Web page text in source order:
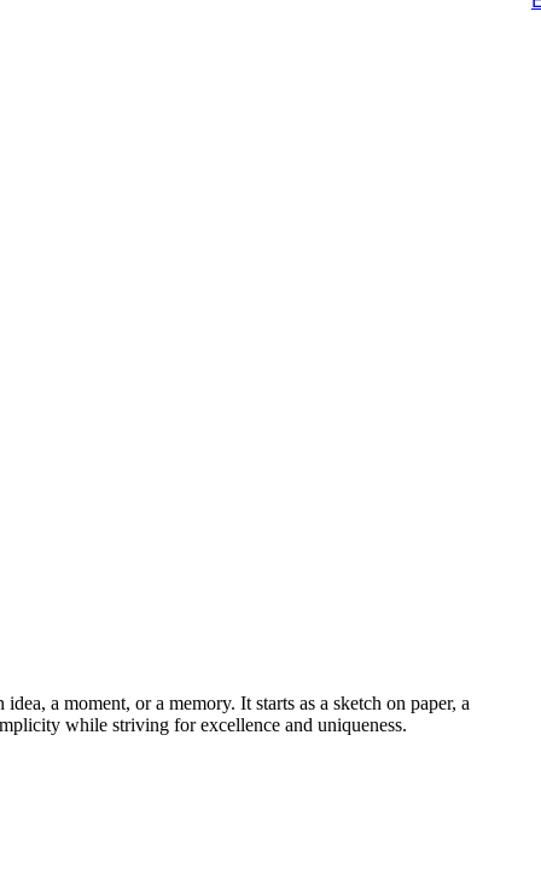
a moment, or a memory. It starts as a sketch on paper, a
while striving for excellence and uniqueness.